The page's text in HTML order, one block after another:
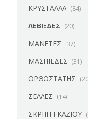
ΚΡΥΣΤΑΛΛΑ (84)
ΛΕΒΙΕΔΕΣ (20)
ΜΑΝΕΤΕΣ (37)
ΜΑΣΠΙΕΔΕΣ (31)
ΟΡΘΟΣΤΑΤΗΣ
ΣΕΛΛΕΣ (14)
ΣΚΡΗΠ ΓΚΑΖΙΟΥ